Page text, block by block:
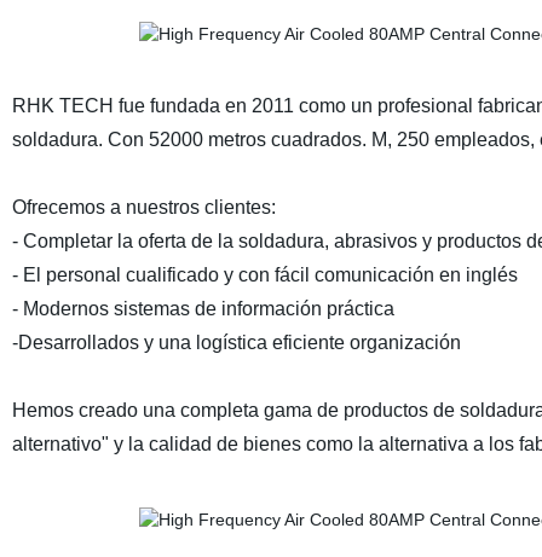
RHK TECH fue fundada en 2011 como un profesional
soldadura. Con 52000 metros cuadrados. M, 250
Ofrecemos a nuestros clientes:
- Completar la oferta de la soldadura, abrasivos y productos
- El personal cualificado y con fácil comunicación en inglés
- Modernos sistemas de información práctica
-Desarrollados y una logística eficiente organización
Hemos creado una completa gama de productos de
alternativo" y la calidad de bienes como la alternativa a los